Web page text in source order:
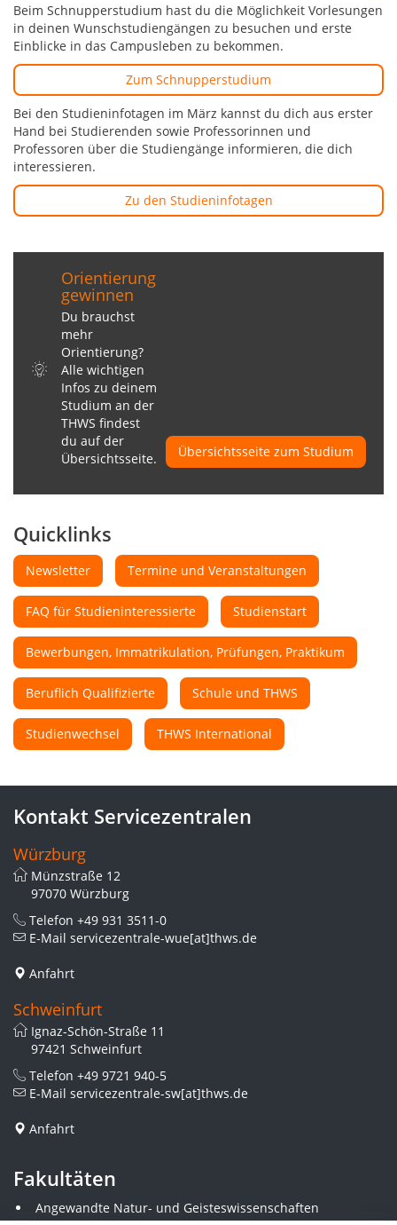
Beim Schnupperstudium hast du die Möglichkeit Vorlesungen
in deinen Wunschstudiengängen zu besuchen und erste
Einblicke in das Campusleben zu bekommen.
Zum Schnupperstudium
Bei den Studieninfotagen im März kannst du dich aus erster
Hand bei Studierenden sowie Professorinnen und
Professoren über die Studiengänge informieren, die dich
interessieren.
Zu den Studieninfotagen
Orientierung
gewinnen
Du brauchst
mehr
Orientierung?
Alle wichtigen
Infos zu deinem
Studium an der
THWS findest
du auf der
Übersichtsseite.
Übersichtsseite zum Studium
Quicklinks
Newsletter Termine und Veranstaltungen
FAQ für Studieninteressierte Studienstart
Bewerbungen, Immatrikulation, Prüfungen, Praktikum
Beruflich Qualifizierte Schule und THWS
Studienwechsel THWS International
Kontakt Servicezentralen
Würzburg
Münzstraße 12
97070 Würzburg
Telefon +49 931 3511-0
E-Mail servicezentrale-wue[at]thws.de
Anfahrt
Schweinfurt
Ignaz-Schön-Straße 11
97421 Schweinfurt
Telefon +49 9721 940-5
E-Mail servicezentrale-sw[at]thws.de
Anfahrt
Fakultäten
Angewandte Natur- und Geisteswissenschaften